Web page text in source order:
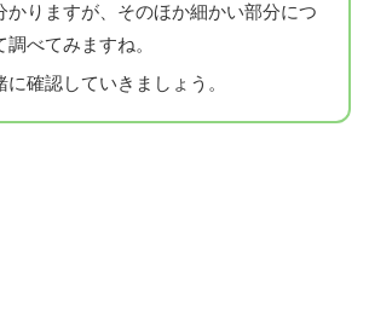
かりますが、そのほか細かい部分につ
調べてみますね。
に確認していきましょう。